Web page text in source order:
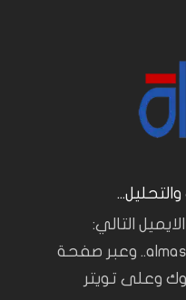
التالي:
almasalahsources@gmail.com.. وعبر صفحة
وعلى تويتر